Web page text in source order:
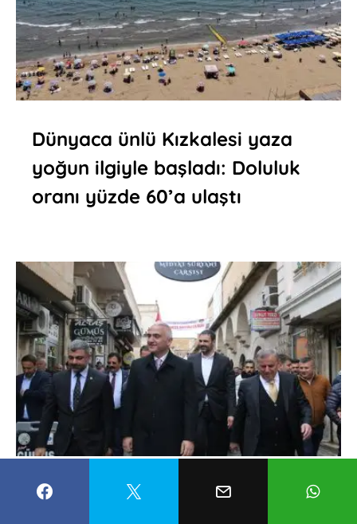
Dünyaca ünlü Kızkalesi yaza
yoğun ilgiyle başladı: Doluluk
oranı yüzde 60’a ulaştı
Bakan Ersoy Midyat’ta